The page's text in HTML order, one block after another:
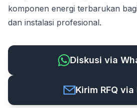
komponen energi terbarukan
dan instalasi profesional.
Diskusi via
Kirim RFQ via